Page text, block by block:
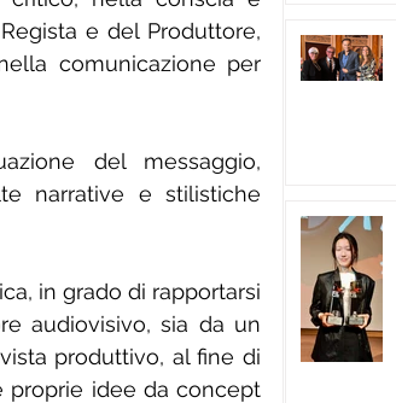
e del Produttore,
comunicazione per
del messaggio,
narrative e stilistiche
in grado di rapportarsi
audiovisivo, sia da un
produttivo, al fine di
proprie idee da concept